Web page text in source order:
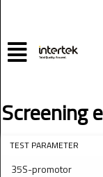
Screening
TEST PARAMETER
35S-promotor